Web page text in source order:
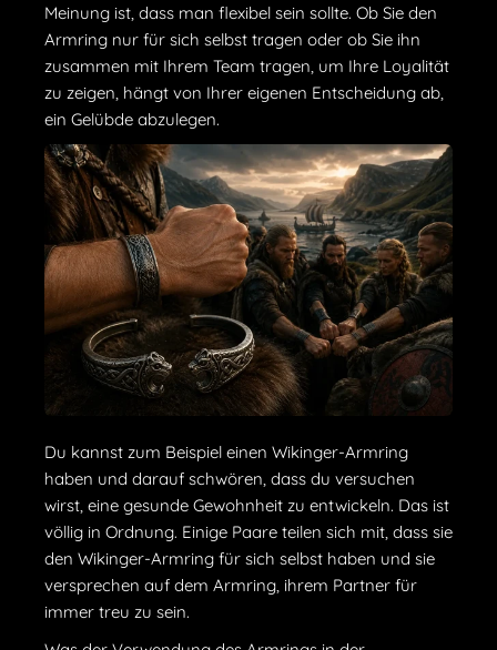
Meinung ist, dass man flexibel sein sollte. Ob Sie den
Armring nur für sich selbst tragen oder ob Sie ihn
zusammen mit Ihrem Team tragen, um Ihre Loyalität
zu zeigen, hängt von Ihrer eigenen Entscheidung ab,
ein Gelübde abzulegen.
Du kannst zum Beispiel einen Wikinger-Armring
haben und darauf schwören, dass du versuchen
wirst, eine gesunde Gewohnheit zu entwickeln. Das ist
völlig in Ordnung. Einige Paare teilen sich mit, dass sie
den Wikinger-Armring für sich selbst haben und sie
versprechen auf dem Armring, ihrem Partner für
immer treu zu sein.